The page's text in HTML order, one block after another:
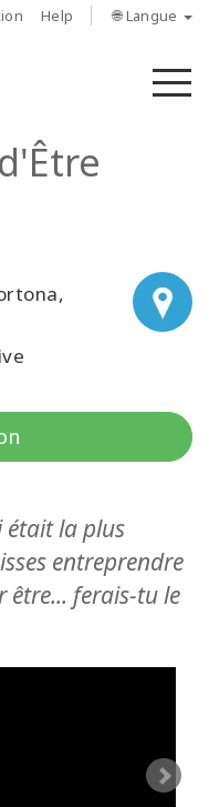
Help 🌐 Langue
était la plus
entreprendre
être... ferais-tu le